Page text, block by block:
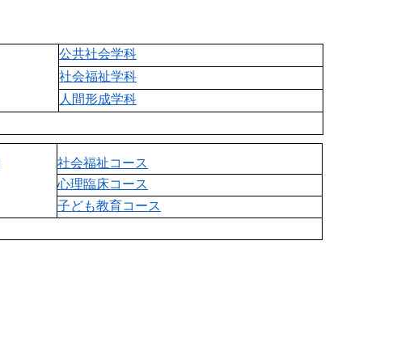
公共社会学科
社会福祉学科
人間形成学科
社会福祉コース
心理臨床コース
子ども教育コース